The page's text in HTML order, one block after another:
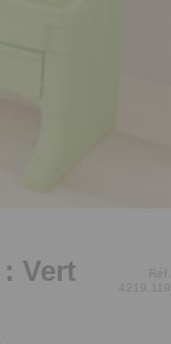
Vert
Réf.
4219.119